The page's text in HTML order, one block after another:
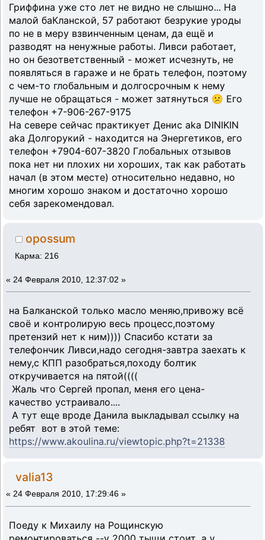
Гриффина уже сто лет не видно не слышно... На
малой баКланской, 57 работают безрукие уроды
по не в меру взвинченным ценам, да ещё и
разводят на ненужные работы. Ливси работает,
но он безответственный - может исчезнуть, не
появляться в гараже и не брать телефон, поэтому
с чем-то глобальным и долгосрочным к нему
лучше не обращаться - может затянуться 😕 Его
телефон +7-906-267-9175
На севере сейчас практикует Денис aka DINIKIN
aka Долгорукий - находится на Энергетиков, его
телефон +7904-607-3820 Глобальных отзывов
пока нет ни плохих ни хороших, так как работать
начал (в этом месте) относительно недавно, но
многим хорошо знаком и достаточно хорошо
себя зарекомендовал.
opossum
Карма: 216
« 24 Февраля 2010, 12:37:02 »
на Балканской только масло меняю,привожу всё
своё и контролирую весь процесс,поэтому
претензий нет к ним)))) Спасибо кстати за
телефончик Ливси,надо сегодня-завтра заехать к
нему,с КПП разобраться,походу болтик
откручивается на пятой((((
Жаль что Сергей пропал, меня его цена-
качество устраивало....
А тут еще вроде Данила выкладывал ссылку на
ребят вот в этой теме:
https://www.akoulina.ru/viewtopic.php?t=21338
valia13
« 24 Февраля 2010, 17:29:46 »
Поеду к Михаилу на Рощинскую